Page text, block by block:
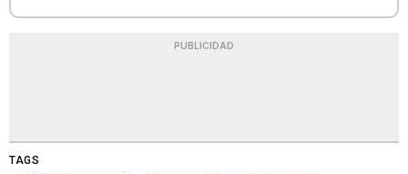
PUBLICIDAD
TAGS